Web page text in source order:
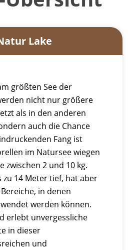
Lake
größten See der
nicht nur größere
als in den anderen
auch die Chance
Fang ist
im Natursee wiegen
zwischen 2 und 10 kg.
zu 14 Meter tief, hat aber
in denen
werden können.
erlebt unvergessliche
in dieser
und